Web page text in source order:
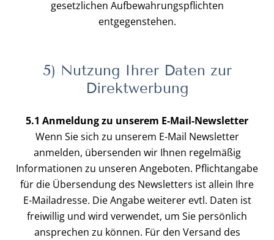
gesetzlichen Aufbewahrungspflichten
entgegenstehen.
5) Nutzung Ihrer Daten zur
Direktwerbung
5.1 Anmeldung zu unserem E-Mail-Newsletter
Wenn Sie sich zu unserem E-Mail Newsletter
anmelden, übersenden wir Ihnen regelmäßig
Informationen zu unseren Angeboten. Pflichtangabe
für die Übersendung des Newsletters ist allein Ihre
E-Mailadresse. Die Angabe weiterer evtl. Daten ist
freiwillig und wird verwendet, um Sie persönlich
ansprechen zu können. Für den Versand des